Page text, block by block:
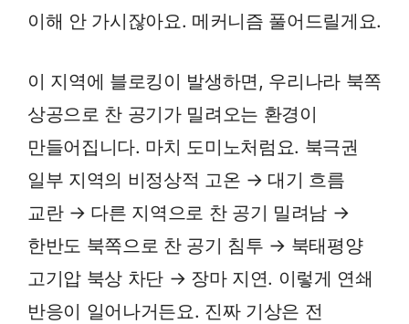
이해 안 가시잖아요. 메커니즘 풀어드릴게요.
이 지역에 블로킹이 발생하면, 우리나라 북쪽
상공으로 찬 공기가 밀려오는 환경이
만들어집니다. 마치 도미노처럼요. 북극권
일부 지역의 비정상적 고온 → 대기 흐름
교란 → 다른 지역으로 찬 공기 밀려남 →
한반도 북쪽으로 찬 공기 침투 → 북태평양
고기압 북상 차단 → 장마 지연. 이렇게 연쇄
반응이 일어나거든요. 진짜 기상은 전